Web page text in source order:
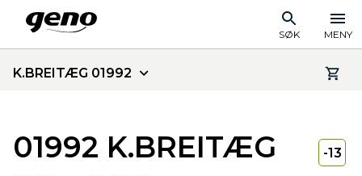
SØK MENY
K.BREITÆG 01992
01992 K.BREITÆG -13